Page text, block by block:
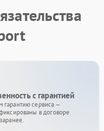
с гарантией
сервиса —
в договоре